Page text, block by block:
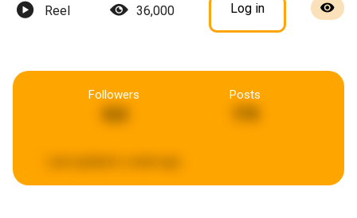
Reel 36,000 Log in
Followers Posts